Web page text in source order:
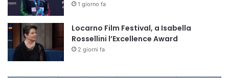
1 giorno fa
Locarno Film Festival, a Isabella
Rossellini l’Excellence Award
2 giorni fa